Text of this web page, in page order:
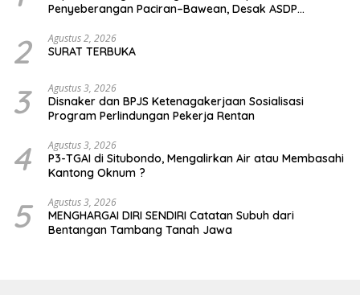
Penyeberangan Paciran–Bawean, Desak ASDP
2 Agustus 2, 2026
SURAT TERBUKA
3 Agustus 3, 2026
Disnaker dan BPJS Ketenagakerjaan Sosialisasi
Program Perlindungan Pekerja Rentan
4 Agustus 3, 2026
P3-TGAI di Situbondo, Mengalirkan Air atau Membasahi
Kantong Oknum ?
5 Agustus 3, 2026
MENGHARGAI DIRI SENDIRI Catatan Subuh dari
Bentangan Tambang Tanah Jawa